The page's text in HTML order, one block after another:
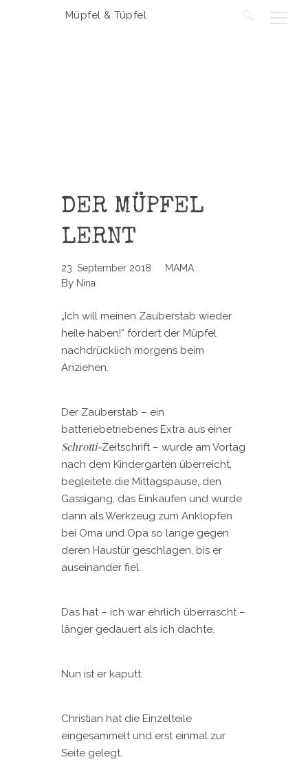
Müpfel & Tüpfel
DER MÜPFEL
LERNT
23. September 2018 MAMA...
By Nina
„Ich will meinen Zauberstab wieder
heile haben!“ fordert der Müpfel
nachdrücklich morgens beim
Anziehen.
Der Zauberstab – ein
batteriebetriebenes Extra aus einer
Schrotti-Zeitschrift – wurde am Vortag
nach dem Kindergarten überreicht,
begleitete die Mittagspause, den
Gassigang, das Einkaufen und wurde
dann als Werkzeug zum Anklopfen
bei Oma und Opa so lange gegen
deren Haustür geschlagen, bis er
auseinander fiel.
Das hat – ich war ehrlich überrascht –
länger gedauert als ich dachte.
Nun ist er kaputt.
Christian hat die Einzelteile
eingesammelt und erst einmal zur
Seite gelegt.